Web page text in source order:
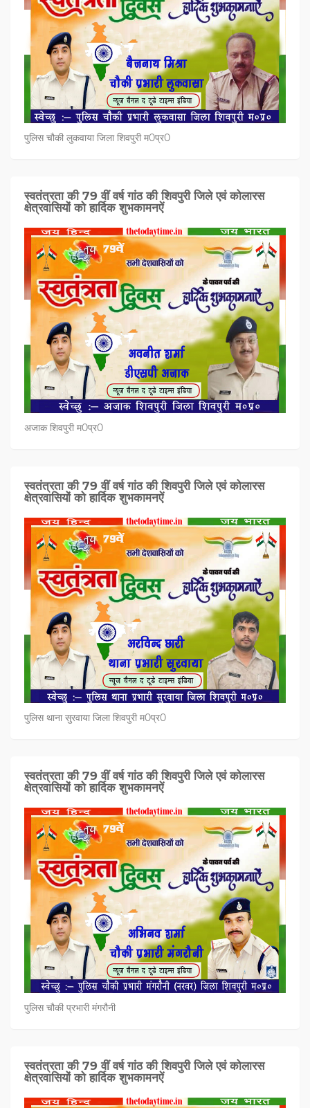
पुलिस चौकी लुकवाया जिला शिवपुरी म0प्र0
स्वतंत्रता की 79 वीं वर्ष गांठ की शिवपुरी जिले एवं कोलारस
क्षेत्रवासियों को हार्दिक शुभकामनऐं
अजाक शिवपुरी म0प्र0
स्वतंत्रता की 79 वीं वर्ष गांठ की शिवपुरी जिले एवं कोलारस
क्षेत्रवासियों को हार्दिक शुभकामनऐं
पुलिस थाना सुरवाया जिला शिवपुरी म0प्र0
स्वतंत्रता की 79 वीं वर्ष गांठ की शिवपुरी जिले एवं कोलारस
क्षेत्रवासियों को हार्दिक शुभकामनऐं
पुलिस चौकी प्रभारी मंगरौनी
स्वतंत्रता की 79 वीं वर्ष गांठ की शिवपुरी जिले एवं कोलारस
क्षेत्रवासियों को हार्दिक शुभकामनऐं